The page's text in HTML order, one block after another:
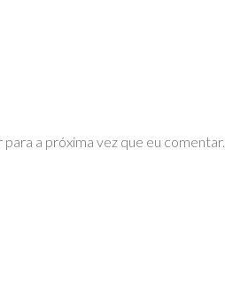
a próxima vez que eu comentar.